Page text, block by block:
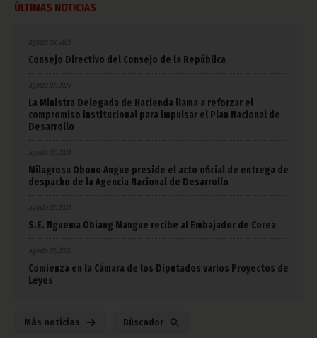
ÚLTIMAS NOTICIAS
agosto 08, 2026
Consejo Directivo del Consejo de la República
agosto 07, 2026
La Ministra Delegada de Hacienda llama a reforzar el
compromiso institucional para impulsar el Plan Nacional de
Desarrollo
agosto 07, 2026
Milagrosa Obono Angue preside el acto oficial de entrega de
despacho de la Agencia Nacional de Desarrollo
agosto 07, 2026
S.E. Nguema Obiang Mangue recibe al Embajador de Corea
agosto 07, 2026
Comienza en la Cámara de los Diputados varios Proyectos de
Leyes
Más noticias Búscador